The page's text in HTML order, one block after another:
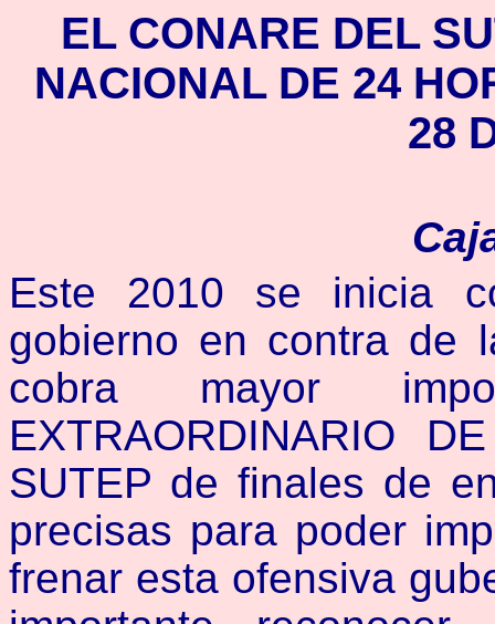
EL CONARE DEL
NACIONAL DE 24
28
Este 2010 se inicia
gobierno en contra de
cobra mayor
EXTRAORDINARIO
SUTEP de finales de
precisas para poder
frenar esta ofensiva